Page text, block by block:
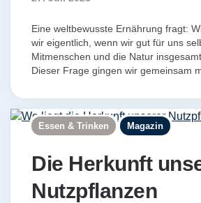
Eine weltbewusste Ernährung fragt:
wir eigentlich, wenn wir gut für uns
Mitmenschen und die Natur
Dieser Frage gingen wir gemeinsam
Essen & Trinken Magazin
Die Herkunft
Nutzpflanzen